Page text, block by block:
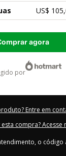
US$
agora
por
Entre em
compra? Acesse
o código